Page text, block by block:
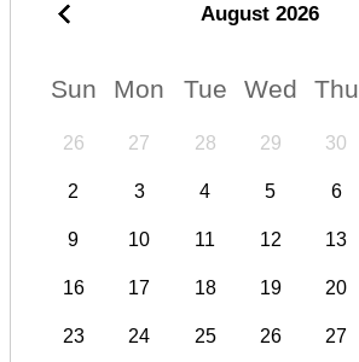
August 2026
Sun Mon Tue Wed Thu
26 27 28 29 30
2 3 4 5 6
9 10 11 12 13
16 17 18 19 20
23 24 25 26 27